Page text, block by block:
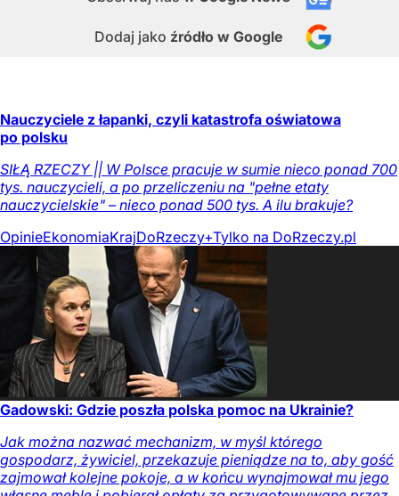
Dodaj jako źródło w Google
Nauczyciele z łapanki, czyli katastrofa oświatowa
po polsku
SIŁĄ RZECZY || W Polsce pracuje w sumie nieco ponad 700
tys. nauczycieli, a po przeliczeniu na "pełne etaty
nauczycielskie" – nieco ponad 500 tys. A ilu brakuje?
OpinieEkonomiaKrajDoRzeczy+Tylko na DoRzeczy.pl
Gadowski: Gdzie poszła polska pomoc na Ukrainie?
Jak można nazwać mechanizm, w myśl którego
gospodarz, żywiciel, przekazuje pieniądze na to, aby gość
zajmował kolejne pokoje, a w końcu wynajmował mu jego